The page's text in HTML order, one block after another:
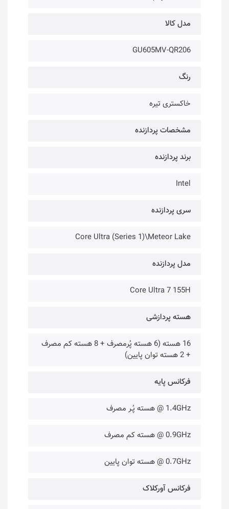
مدل کالا
GU605MV-QR206
رنگ
خاکستری تیره
مشخصات پردازنده
برند پردازنده
Intel
سری پردازنده
Core Ultra (Series 1)\Meteor Lake
مدل پردازنده
Core Ultra 7 155H
هسته پردازشی
16 هسته (6 هسته پُرمصرف + 8 هسته کم مصرف
+ 2 هسته توان پایین)
فرکانس پایه
1.4GHz @ هسته پُـر مصرف
0.9GHz @ هسته کم مصرف
0.7GHz @ هسته توان پایین
فرکانس آورکلاک